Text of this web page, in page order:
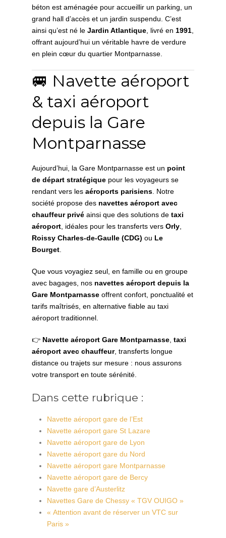
béton est aménagée pour accueillir un parking, un
grand hall d’accès et un jardin suspendu. C’est
ainsi qu’est né le Jardin Atlantique , livré en 1991
offrant aujourd’hui un véritable havre de verdure
en plein cœur du quartier Montparnasse.
🚐 Navette aéroport
& taxi aéroport
depuis la Gare
Montparnasse
Aujourd’hui, la Gare Montparnasse est un point
de départ stratégique pour les voyageurs se
rendant vers les aéroports parisiens . Notre
société propose des navettes aéroport avec
chauffeur privé ainsi que des solutions de taxi
aéroport , idéales pour les transferts vers Orly
Roissy Charles-de-Gaulle (CDG) ou Le
Bourget
Que vous voyagiez seul, en famille ou en groupe
avec bagages, nos navettes aéroport depuis la
Gare Montparnasse offrent confort, ponctualité et
tarifs maîtrisés, en alternative fiable au taxi
aéroport traditionnel.
👉 Navette aéroport Gare Montparnasse taxi
aéroport avec chauffeur, transferts longue
distance ou trajets sur mesure : nous assurons
votre transport en toute sérénité.
Dans cette rubrique :
Navette aéroport gare de l’Est
Navette aéroport gare St Lazare
Navette aéroport gare de Lyon
Navette aéroport gare du Nord
Navette aéroport gare Montparnasse
Navette aéroport gare de Bercy
Navette gare d’Austerlitz
Navettes Gare de Chessy « TGV OUIGO »
« Attention avant de réserver un VTC sur
Paris »